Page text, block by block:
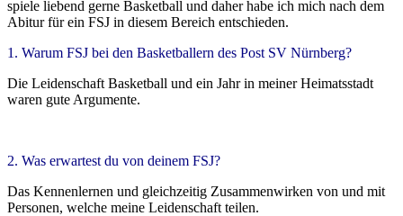
spiele liebend gerne Basketball und daher habe ich mich nach dem
Abitur für ein FSJ in diesem Bereich entschieden.
1. Warum FSJ bei den Basketballern des Post SV Nürnberg?
Die Leidenschaft Basketball und ein Jahr in meiner Heimatsstadt
waren gute Argumente.
2. Was erwartest du von deinem FSJ?
Das Kennenlernen und gleichzeitig Zusammenwirken von und mit
Personen, welche meine Leidenschaft teilen.